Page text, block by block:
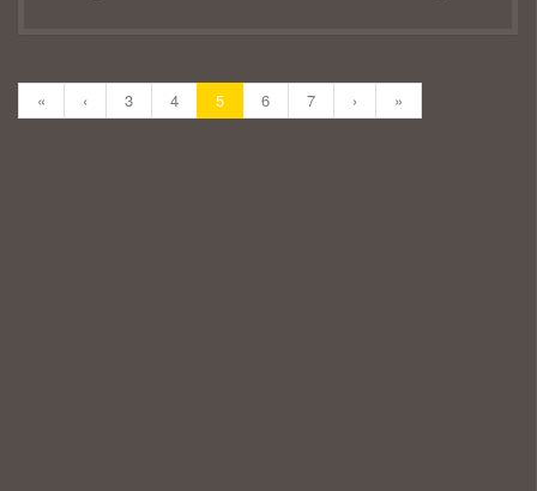
« ‹ 3 4 5 6 7 › »